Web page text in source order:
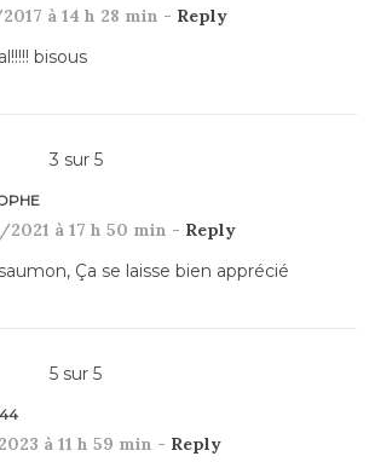
à 14 h 28 min - Reply
bisous
3 sur 5
à 17 h 50 min - Reply
Ça se laisse bien apprécié
5 sur 5
à 11 h 59 min - Reply